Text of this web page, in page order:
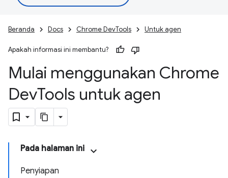
Beranda Docs Chrome DevTools Untuk agen
Apakah informasi ini membantu?
Mulai menggunakan Chrome
DevTools untuk agen
Pada halaman ini
Penyiapan